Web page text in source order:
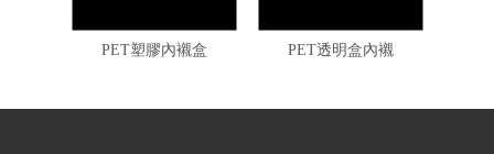
PET塑膠內襯盒 PET透明盒內襯